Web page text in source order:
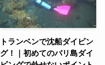
トランベンで沈船ダイビン
グ！｜初めてのバリ島ダイ